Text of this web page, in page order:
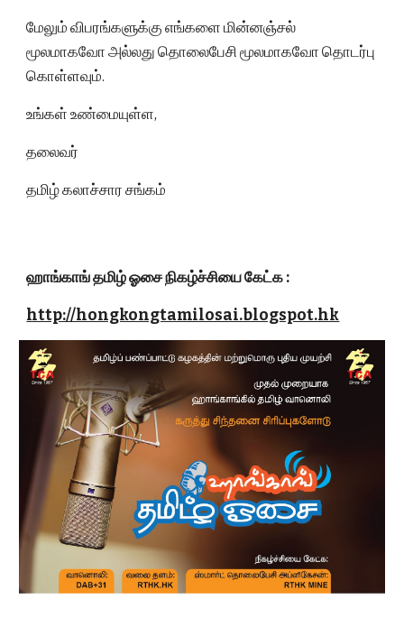
மேலும் விபரங்களுக்கு எங்களை மின்னஞ்சல்
மூலமாகவோ அல்லது தொலைபேசி மூலமாகவோ தொடர்பு
கொள்ளவும்.
உங்கள் உண்மையுள்ள,
தலைவர்
தமிழ் கலாச்சார சங்கம்
ஹாங்காங் தமிழ் ஓசை நிகழ்ச்சியை கேட்க :
http://hongkongtamilosai.blogspot.hk